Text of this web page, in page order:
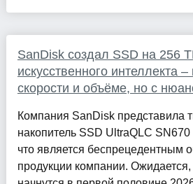
SanDisk создал SSD на 256
искусственного интеллекта
скорости и объёме, но с
Компания SanDisk представила
накопитель SSD UltraQLC
что является беспрецедентным
продукции компании. Ожидается,